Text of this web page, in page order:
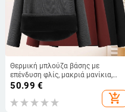
Θερμική μπλούζα βάσης με
επένδυση φλίς, μακριά μανίκια,
ημιψηλός λαιμός, ύφασμα
πολυεστέρα πάνω από 95%, κομψό
καθημερινό στιλ μετακίνησης
50.99 €
add_shopping_cart